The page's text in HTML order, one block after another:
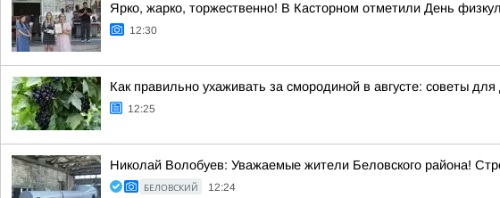
Ярко, жарко, торжественно! В Касторном отметили День
12:30
Как правильно ухаживать за смородиной в августе: советы для
12:25
Николай Волобуев: Уважаемые жители Беловского района!
БЕЛОВСКИЙ 12:24